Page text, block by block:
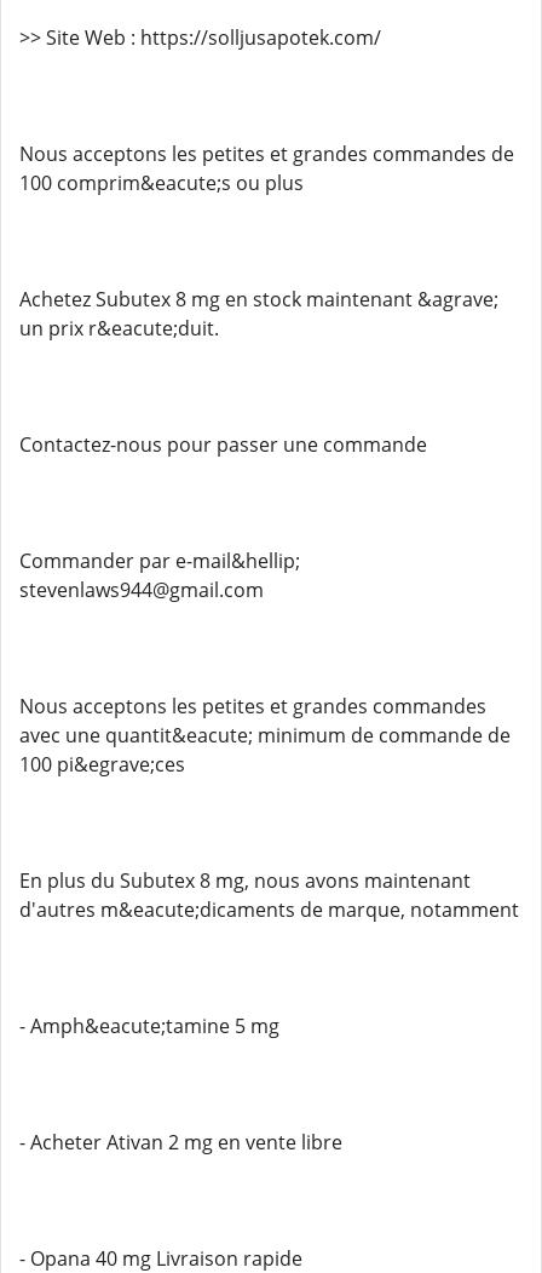
>> Site Web : https://solljusapotek.com/
Nous acceptons les petites et grandes commandes de
100 comprim&eacute;s ou plus
Achetez Subutex 8 mg en stock maintenant &agrave;
un prix r&eacute;duit.
Contactez-nous pour passer une commande
Commander par e-mail&hellip;
stevenlaws944@gmail.com
Nous acceptons les petites et grandes commandes
avec une quantit&eacute; minimum de commande de
100 pi&egrave;ces
En plus du Subutex 8 mg, nous avons maintenant
d'autres m&eacute;dicaments de marque, notamment
- Amph&eacute;tamine 5 mg
- Acheter Ativan 2 mg en vente libre
- Opana 40 mg Livraison rapide